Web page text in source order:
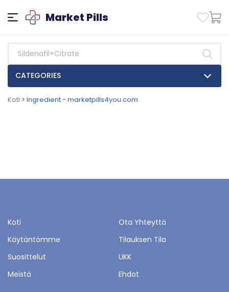
Market Pills
CATEGORIES
Koti > Ingredient - marketpills4you.com
Koti
Ota Yhteyttä
Käytäntömme
Tilauksen Tila
Suosittelut
UKK
Meistä
Ehdot